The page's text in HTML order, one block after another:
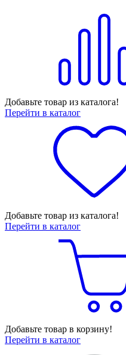
Добавьте товар из каталога!
Перейти в каталог
Добавьте товар из каталога!
Перейти в каталог
Добавьте товар в корзину!
Перейти в каталог